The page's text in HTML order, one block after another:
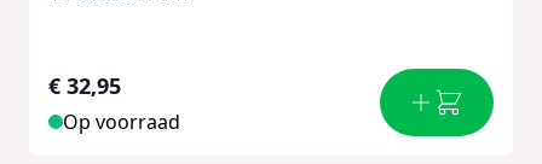
€ 32,95
Op voorraad